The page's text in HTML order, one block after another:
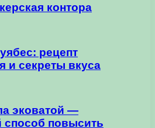
контора
рецепт
и секреты вкуса
эковатой —
повысить